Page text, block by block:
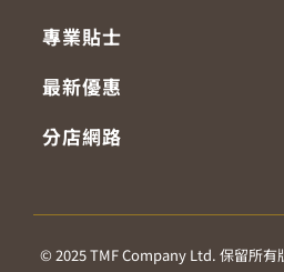
專業貼士
最新優惠
分店網路
© 2025 TMF Company Ltd. 保留所